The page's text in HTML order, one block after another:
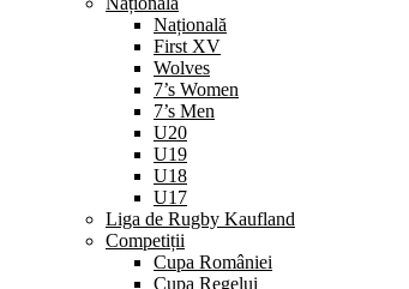
Națională
First XV
Wolves
7’s Women
7’s Men
U20
U19
U18
U17
Liga de Rugby Kaufland
Competiții
Cupa României
Cupa Regelui